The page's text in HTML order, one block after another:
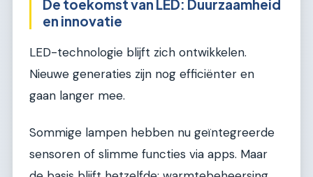
De toekomst van LED: Duurzaamheid
en innovatie
LED-technologie blijft zich ontwikkelen.
Nieuwe generaties zijn nog efficiënter en
gaan langer mee.
Sommige lampen hebben nu geïntegreerde
sensoren of slimme functies via apps. Maar